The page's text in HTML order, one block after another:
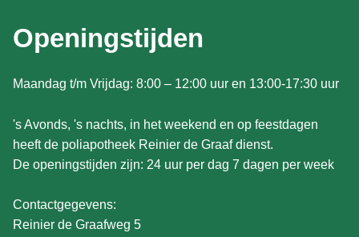
Openingstijden
Maandag t/m Vrijdag: 8:00 – 12:00 uur en 13:00-17:30 uur
's Avonds, 's nachts, in het weekend en op feestdagen
heeft de poliapotheek Reinier de Graaf dienst.
De openingstijden zijn: 24 uur per dag 7 dagen per week
Contactgegevens:
Reinier de Graafweg 5